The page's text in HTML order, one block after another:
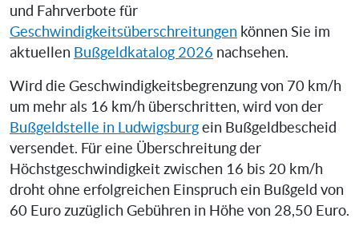
und Fahrverbote für
Geschwindigkeitsüberschreitungen können Sie im
aktuellen Bußgeldkatalog 2026 nachsehen.
Wird die Geschwindigkeitsbegrenzung von 70 km/h
um mehr als 16 km/h überschritten, wird von der
Bußgeldstelle in Ludwigsburg ein Bußgeldbescheid
versendet. Für eine Überschreitung der
Höchstgeschwindigkeit zwischen 16 bis 20 km/h
droht ohne erfolgreichen Einspruch ein Bußgeld von
60 Euro zuzüglich Gebühren in Höhe von 28,50 Euro.